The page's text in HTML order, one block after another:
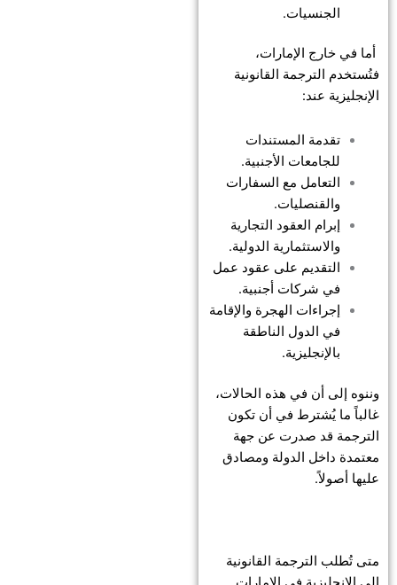
الجنسيات.
أما في خارج الإمارات،
فتُستخدم الترجمة القانونية
الإنجليزية عند:
تقدمة المستندات
للجامعات الأجنبية.
التعامل مع السفارات
والقنصليات.
إبرام العقود التجارية
والاستثمارية الدولية.
التقديم على عقود عمل
في شركات أجنبية.
إجراءات الهجرة والإقامة
في الدول الناطقة
بالإنجليزية.
وننوه إلى أن في هذه الحالات،
غالباً ما يُشترط في أن تكون
الترجمة قد صدرت عن جهة
معتمدة داخل الدولة ومصادق
عليها أصولاً.
متى تُطلب الترجمة القانونية